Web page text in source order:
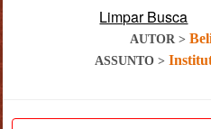
Limpar Busca
AUTOR>
ASSUNTO>